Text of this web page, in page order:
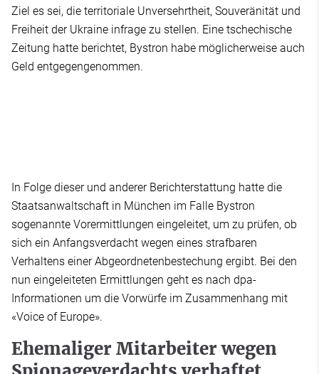
Ziel es sei, die territoriale Unversehrtheit, Souveränität und
Freiheit der Ukraine infrage zu stellen. Eine tschechische
Zeitung hatte berichtet, Bystron habe möglicherweise auch
Geld entgegengenommen.
In Folge dieser und anderer Berichterstattung hatte die
Staatsanwaltschaft in München im Falle Bystron
sogenannte Vorermittlungen eingeleitet, um zu prüfen, ob
sich ein Anfangsverdacht wegen eines strafbaren
Verhaltens einer Abgeordnetenbestechung ergibt. Bei den
nun eingeleiteten Ermittlungen geht es nach dpa-
Informationen um die Vorwürfe im Zusammenhang mit
«Voice of Europe».
Ehemaliger Mitarbeiter wegen